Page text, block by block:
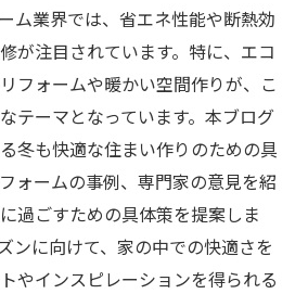
ム業界では、省エネ性能や断熱効
が注目されています。特に、エコ
フォームや暖かい空間作りが、こ
テーマとなっています。本ブログ
冬も快適な住まい作りのための具
ォームの事例、専門家の意見を紹
過ごすための具体策を提案しま
ンに向けて、家の中での快適さを
やインスピレーションを得られる